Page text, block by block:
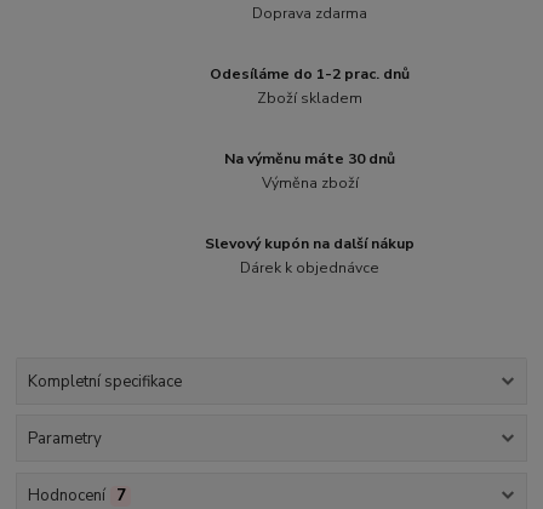
Doprava zdarma
Odesíláme do 1-2 prac. dnů
Zboží skladem
Na výměnu máte 30 dnů
Výměna zboží
Slevový kupón na další nákup
Dárek k objednávce
Kompletní specifikace
Parametry
Hodnocení 7